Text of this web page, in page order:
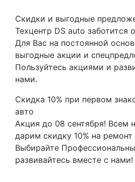
Скидки и выгодные
Техцентр DS auto заботится
Для Вас на постоянной
выгодные акции и
Пользуйтесь акциями и
нами.
Скидка 10% при первом
авто
Акция до 08 сентября! Всем
дарим скидку 10% на
Выбирайте
развивайтесь вместе с нами!